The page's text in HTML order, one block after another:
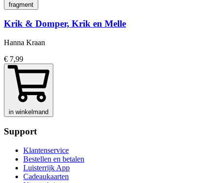
fragment
Krik & Domper, Krik en Melle
Hanna Kraan
€ 7,99
in winkelmand
Support
Klantenservice
Bestellen en betalen
Luisterrijk App
Cadeaukaarten